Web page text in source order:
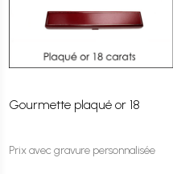
Gourmette plaqué or 18
Prix avec gravure personnalisée